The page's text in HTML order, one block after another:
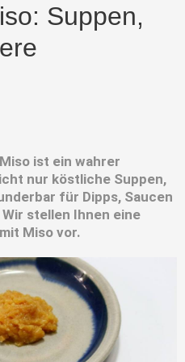
Suppen,
ist ein wahrer
nur köstliche Suppen,
für Dipps, Saucen
stellen Ihnen eine
Miso vor.